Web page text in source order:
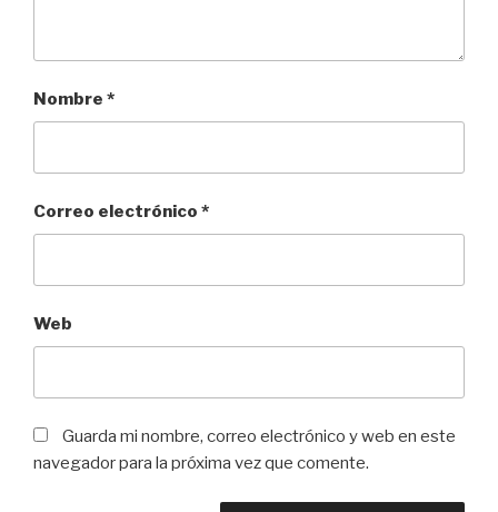
Nombre *
Correo electrónico *
Web
Guarda mi nombre, correo electrónico y web en este
navegador para la próxima vez que comente.